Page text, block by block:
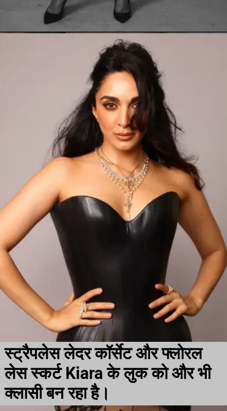
स्ट्रैपलेस लेदर कॉर्सेट और फ्लोरल
लेस स्कर्ट Kiara के लुक को और भी
क्लासी बन रहा है।